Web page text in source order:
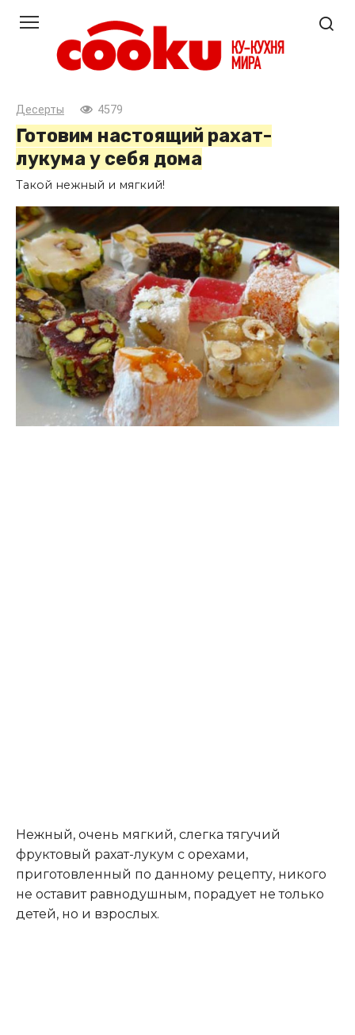
контенту
Десерты 4579
Готовим настоящий рахат-
лукума у себя дома
Такой нежный и мягкий!
Нежный, очень мягкий, слегка тягучий
фруктовый рахат-лукум с орехами,
приготовленный по данному рецепту, никого
не оставит равнодушным, порадует не только
детей, но и взрослых.